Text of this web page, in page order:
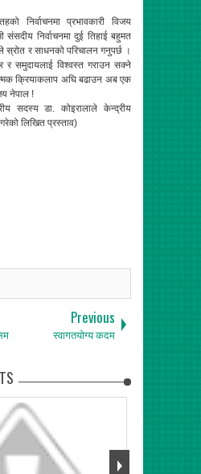
निर्वाचनमा प्रभावकारी विजय
निर्वाचनमा दुई तिहाई बहुमत
स्रोत र साधनको परिचालन गनुपर्छ ।
र समुदायलाई विश्वस्त गराउन सक्ने
क्रियाकलाप अघि बढाउन अब एक
नेपाल !
सदस्य डा. कोइरालाले केन्द्रीय
लिखित प्रस्ताव)
Previous
स्वागतयोग्य कदम